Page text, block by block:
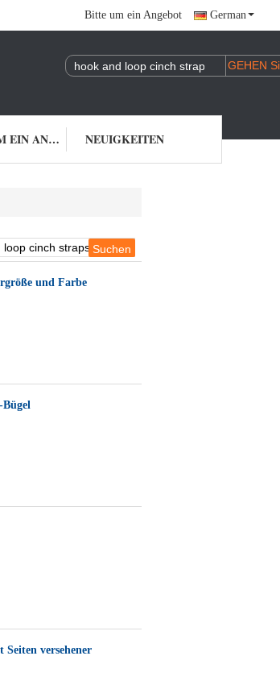
Bitte um ein Angebot German
BITTE UM EIN ANGEBOT NEUIGKEITEN
und Farbe
Bügel
versehener